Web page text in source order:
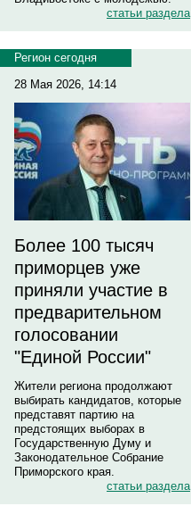
статьи раздела
Регион сегодня
28 Мая 2026, 14:14
Более 100 тысяч
приморцев уже
приняли участие в
предварительном
голосовании
"Единой России"
Жители региона продолжают
выбирать кандидатов, которые
представят партию на
предстоящих выборах в
Государственную Думу и
Законодательное Собрание
Приморского края.
статьи раздела